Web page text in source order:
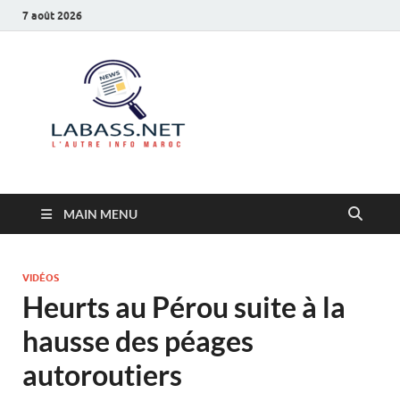
7 août 2026
MAIN MENU
VIDÉOS
Heurts au Pérou suite à la
hausse des péages
autoroutiers